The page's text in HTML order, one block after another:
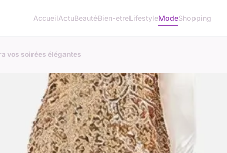
AccueilActuBeautéBien-etreLifestyleModeShopping
vos soirées élégantes